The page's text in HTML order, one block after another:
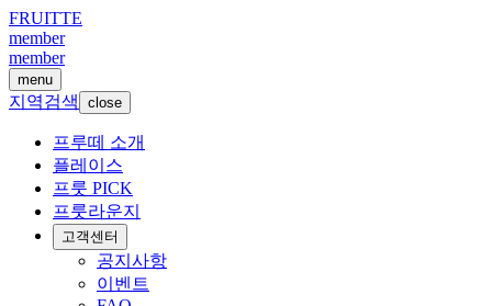
FRUITTE
member
member
menu
지역검색 close
프루떼 소개
플레이스
프룻 PICK
프룻라운지
고객센터
공지사항
이벤트